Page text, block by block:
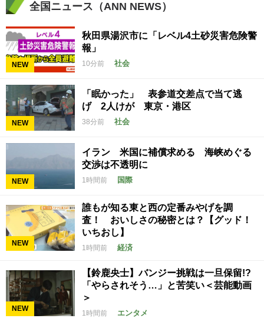
全国ニュース（ANN NEWS）
NEW
秋田県湯沢市に「レベル4土砂災害危険警
報」
10分前 社会
NEW
「眠かった」 表参道交差点で当て逃
げ 2人けが 東京・港区
38分前 社会
NEW
イラン 米国に補償求める 海峡めぐる
交渉は不透明に
1時間前 国際
NEW
誰もが知る東と西の定番みやげを調
査！ おいしさの秘密とは？【グッド！
いちおし】
1時間前 経済
NEW
【鈴鹿央士】バンジー挑戦は一旦保留!?
「やらされそう…」と苦笑い＜芸能動画
＞
1時間前 エンタメ